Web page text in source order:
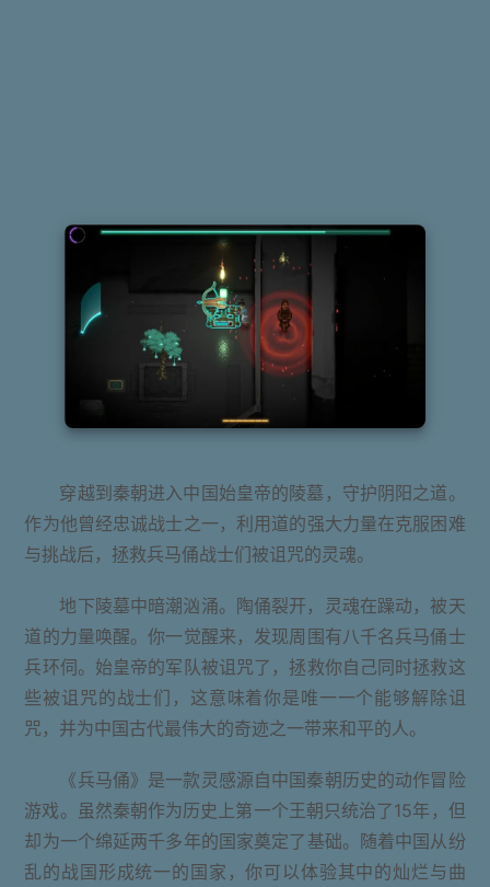
穿越到秦朝进入中国始皇帝的陵墓，守护阴阳之道。
作为他曾经忠诚战士之一，利用道的强大力量在克服困难
与挑战后，拯救兵马俑战士们被诅咒的灵魂。
地下陵墓中暗潮汹涌。陶俑裂开，灵魂在躁动，被天
道的力量唤醒。你一觉醒来，发现周围有八千名兵马俑士
兵环伺。始皇帝的军队被诅咒了，拯救你自己同时拯救这
些被诅咒的战士们，这意味着你是唯一一个能够解除诅
咒，并为中国古代最伟大的奇迹之一带来和平的人。
《兵马俑》是一款灵感源自中国秦朝历史的动作冒险
游戏。虽然秦朝作为历史上第一个王朝只统治了15年，但
却为一个绵延两千多年的国家奠定了基础。随着中国从纷
乱的战国形成统一的国家，你可以体验其中的灿烂与曲